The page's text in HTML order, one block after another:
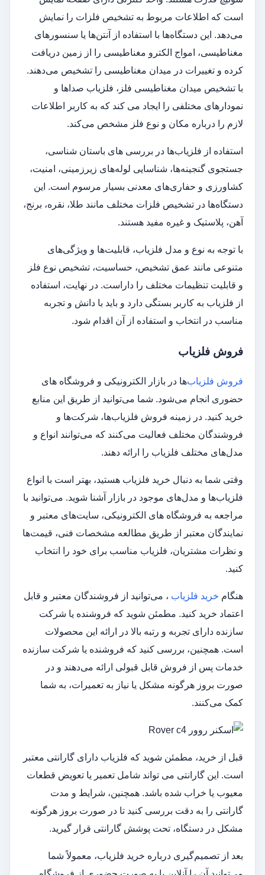
است که اطلاعات مربوط به تشخیص فلزات را نمایش
می‌دهد. این دستگاه‌ها با استفاده از آنتن‌ها یا سنسورهای
مغناطیسی، امواج الکترو مغناطیسی را از زمین دریافت
کرده و تغییرات در میدان مغناطیسی را تشخیص می‌دهند.
با تشخیص میدان مغناطیسی فلز، فلزیاب صداها و
نمودارهای مختلفی را ایجاد می‌ کند که به کاربر اطلاعات
لازم را درباره مکان و نوع فلز مشخص می‌کند.
استفاده از فلزیاب‌ها در بررسی‌ های باستان‌ شناسی،
جستجوی گنجینه‌ها، شناسایی لوله‌های زیرزمینی، امنیت،
کشاورزی و حفاری‌های معدنی بسیار مرسوم است. این
دستگاه‌ها در تشخیص فلزات مختلف مانند طلا، نقره، برنج،
آهن، پلاستیک و غیره مفید هستند.
با توجه به نوع و مدل فلزیاب، قابلیت‌ها و ویژگی‌های
متنوعی مانند عمق تشخیص، حساسیت، تشخیص نوع فلز
و قابلیت تنظیمات مختلف را داراست. در نهایت، استفاده
از فلزیاب به کاربر بستگی دارد و باید با دانش و تجربه
مناسب در انتخاب و استفاده از آن اقدام شود.
فروش فلزیاب
فروش فلزیاب‌ها در بازار الکترونیکی و فروشگاه‌ های
حضوری انجام می‌شود. شما می‌توانید از طریق این منابع
خرید کنید. در زمینه فروش فلزیاب‌ها، شرکت‌ها و
فروشندگان مختلف فعالیت می‌کنند که می‌توانند انواع و
مدل‌های مختلف فلزیاب را ارائه دهند.
وقتی شما به دنبال خرید فلزیاب هستید، بهتر است با انواع
فلزیاب‌ها و مدل‌های موجود در بازار آشنا شوید. می‌توانید با
مراجعه به فروشگاه‌ های الکترونیکی، سایت‌های معتبر و
نمایندگان معتبر از طریق مطالعه مشخصات فنی، قیمت‌ها
و نظرات مشتریان، فلزیاب مناسب برای خود را انتخاب
کنید.
هنگام خرید فلزیاب ، می‌توانید از فروشندگان معتبر و قابل
اعتماد خرید کنید. مطمئن شوید که فروشنده یا شرکت
سازنده دارای تجربه و رتبه بالا در ارائه این محصولات
است. همچنین، بررسی کنید که فروشنده یا شرکت سازنده
خدمات پس از فروش قابل قبولی ارائه می‌دهند و در
صورت بروز هرگونه مشکل یا نیاز به تعمیرات، به شما
کمک می‌کنند.
قبل از خرید، مطمئن شوید که فلزیاب دارای گارانتی معتبر
است. این گارانتی می‌ تواند شامل تعمیر یا تعویض قطعات
معیوب یا خراب شده باشد. همچنین، شرایط و مدت
گارانتی را به دقت بررسی کنید تا در صورت بروز هرگونه
مشکل در دستگاه، تحت پوشش گارانتی قرار گیرید.
بعد از تصمیم‌گیری درباره خرید فلزیاب، معمولاً شما